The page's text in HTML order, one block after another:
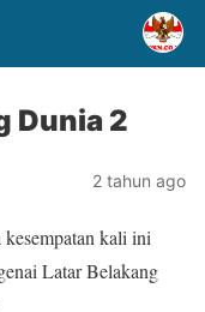
Dunia 2
2 tahun ago
kesempatan kali ini
Latar Belakang